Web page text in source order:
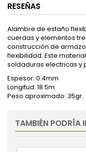
RESEÑAS
Alambre de estaño
cuerdas y elementos
construcción de
flexibilidad. Este
soldaduras electricas y
Espesor: 0.4mm
Longitud: 18.5m
Peso aproximado: 35gr.
TAMBIÉN PODRÍA